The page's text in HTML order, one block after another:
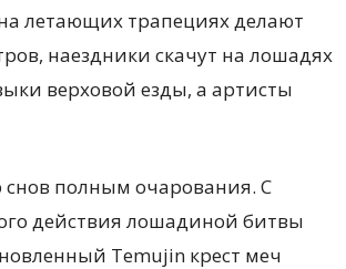
летающих трапециях делают
наездники скачут на лошадях
верховой езды, а артисты
полным очарования. С
действия лошадиной битвы
Temujin крест меч